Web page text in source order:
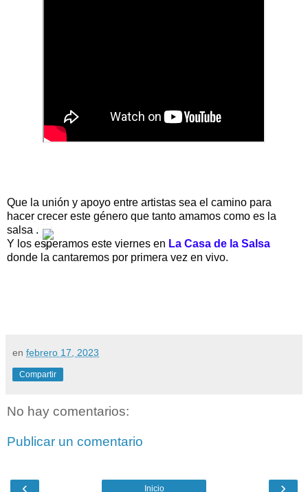
Que la unión y apoyo entre artistas sea el camino para
hacer crecer este género que tanto amamos como es la
salsa .
Y los esperamos este viernes en La Casa de la Salsa
donde la cantaremos por primera vez en vivo.
en febrero 17, 2023
Compartir
No hay comentarios:
Publicar un comentario
‹ ›
Inicio